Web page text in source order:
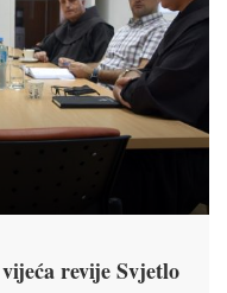
revije Svjetlo